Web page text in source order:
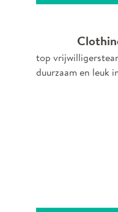
top
duurzaam en leuk